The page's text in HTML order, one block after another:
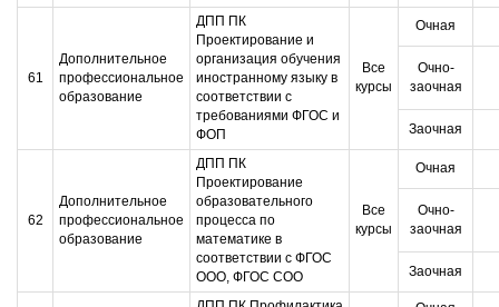
61
Дополнительное
профессиональное
образование
ДПП ПК
Проектирование и
организация обучения
иностранному языку в
соответствии с
требованиями ФГОС и
ФОП
Все
курсы
Очная
Очно-
заочная
Заочная
62
Дополнительное
профессиональное
образование
ДПП ПК
Проектирование
образовательного
процесса по
математике в
соответствии с ФГОС
ООО, ФГОС СОО
Все
курсы
Очная
Очно-
заочная
Заочная